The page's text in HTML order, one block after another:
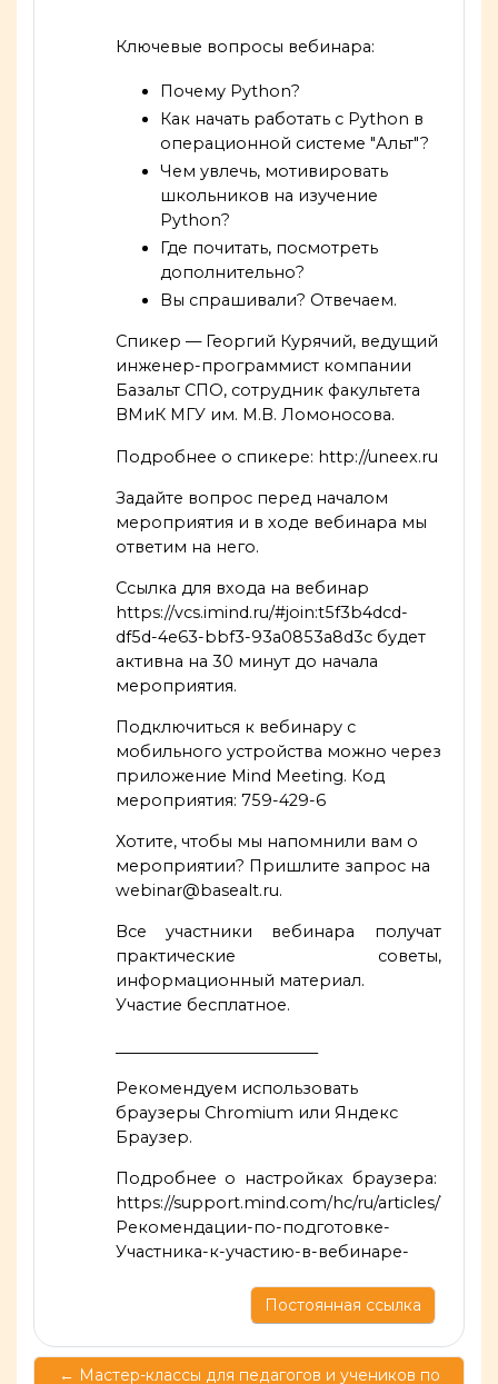
Ключевые вопросы вебинара:
Почему Python?
Как начать работать с Python в
операционной системе "Альт"?
Чем увлечь, мотивировать
школьников на изучение
Python?
Где почитать, посмотреть
дополнительно?
Вы спрашивали? Отвечаем.
Спикер — Георгий Курячий, ведущий
инженер-программист компании
Базальт СПО, сотрудник факультета
ВМиК МГУ им. М.В. Ломоносова.
Подробнее о спикере: http://uneex.ru
Задайте вопрос перед началом
мероприятия и в ходе вебинара мы
ответим на него.
Ссылка для входа на вебинар
https://vcs.imind.ru/#join:t5f3b4dcd-
df5d-4e63-bbf3-93a0853a8d3cбудет
активна на 30 минут до начала
мероприятия.
Подключиться к вебинару с
мобильного устройства можно через
приложение Mind Meeting. Код
мероприятия: 759-429-6
Хотите, чтобы мы напомнили вам о
мероприятии? Пришлите запрос на
webinar@basealt.ru.
Все участники вебинара получат
практические советы,
информационный материал.
Участие бесплатное.
Рекомендуем использовать
браузеры Chromium или Яндекс
Браузер.
Подробнее о настройках браузера:
https://support.mind.com/hc/ru/articles/
Рекомендации-по-подготовке-
Участника-к-участию-в-вебинаре-
Постоянная ссылка
← Мастер-классы для педагогов и учеников по